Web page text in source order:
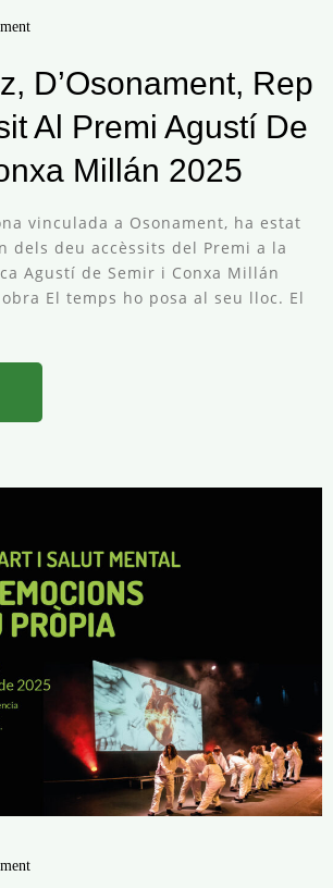
D’Osonament, Rep
Al Premi Agustí De
Millán 2025
vinculada a Osonament, ha estat
dels deu accèssits del Premi a la
Agustí de Semir i Conxa Millán
El temps ho posa al seu lloc. El